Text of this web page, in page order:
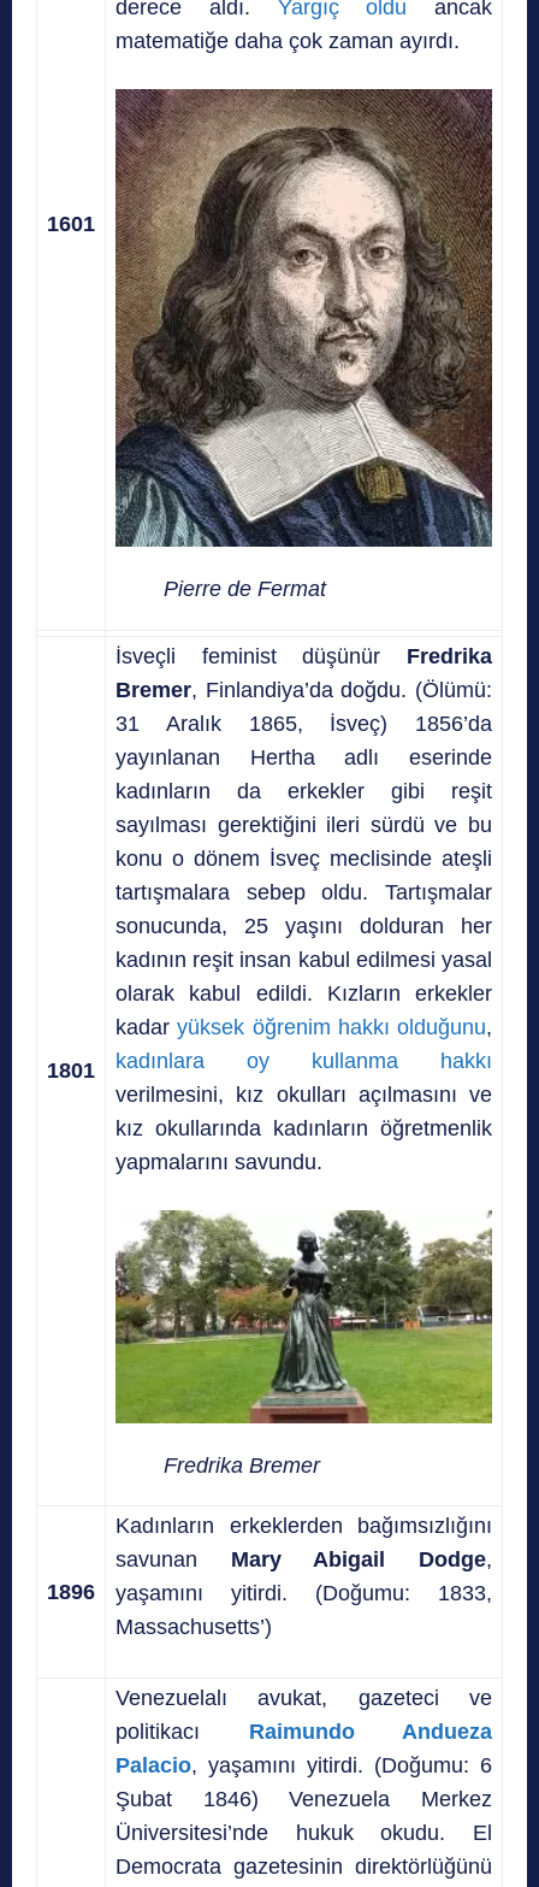
1601
derece aldı. Yargıç oldu ancak
matematiğe daha çok zaman ayırdı.
Pierre de Fermat
1801
İsveçli feminist düşünür Fredrika
Bremer, Finlandiya’da doğdu. (Ölümü:
31 Aralık 1865, İsveç) 1856’da
yayınlanan Hertha adlı eserinde
kadınların da erkekler gibi reşit
sayılması gerektiğini ileri sürdü ve bu
konu o dönem İsveç meclisinde ateşli
tartışmalara sebep oldu. Tartışmalar
sonucunda, 25 yaşını dolduran her
kadının reşit insan kabul edilmesi yasal
olarak kabul edildi. Kızların erkekler
kadaryüksek öğrenim hakkı olduğunu,
kadınlara oy kullanma hakkı
verilmesini, kız okulları açılmasını ve
kız okullarında kadınların öğretmenlik
yapmalarını savundu.
Fredrika Bremer
1896
Kadınların erkeklerden bağımsızlığını
savunan Mary Abigail Dodge,
yaşamını yitirdi. (Doğumu: 1833,
Massachusetts’)
Venezuelalı avukat, gazeteci ve
politikacı Raimundo Andueza
Palacio, yaşamını yitirdi. (Doğumu: 6
Şubat 1846) Venezuela Merkez
Üniversitesi’nde hukuk okudu. El
Democrata gazetesinin direktörlüğünü